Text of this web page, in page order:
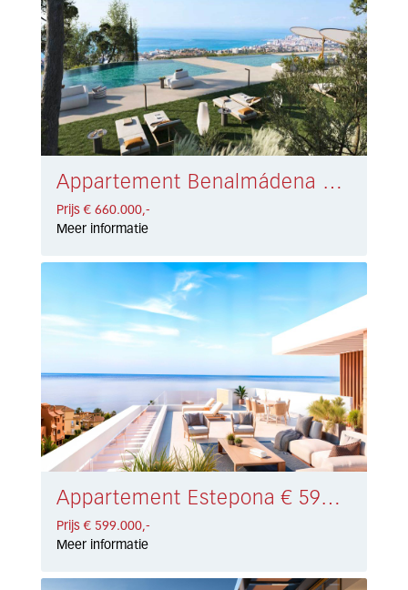
Appartement Benalmádena € 660.000,-
Prijs € 660.000,-
Meer informatie
Appartement Estepona € 599.000,-
Prijs € 599.000,-
Meer informatie